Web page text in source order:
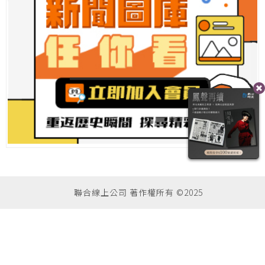
聯合線上公司 著作權所有 ©2025